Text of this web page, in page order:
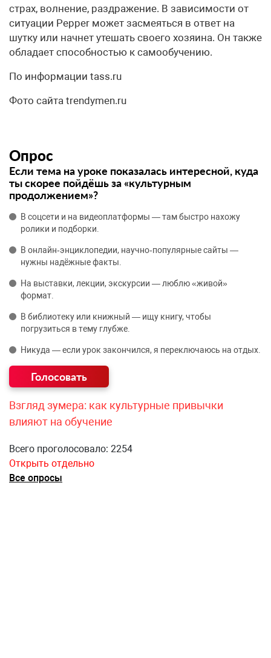
страх, волнение, раздражение. В зависимости от
ситуации Pepper может засмеяться в ответ на
шутку или начнет утешать своего хозяина. Он также
обладает способностью к самообучению.
По информации tass.ru
Фото сайта trendymen.ru
Опрос
Если тема на уроке показалась интересной, куда
ты скорее пойдёшь за «культурным
продолжением»?
В соцсети и на видеоплатформы — там быстро нахожу
ролики и подборки.
В онлайн‑энциклопедии, научно‑популярные сайты —
нужны надёжные факты.
На выставки, лекции, экскурсии — люблю «живой»
формат.
В библиотеку или книжный — ищу книгу, чтобы
погрузиться в тему глубже.
Никуда — если урок закончился, я переключаюсь на отдых.
Взгляд зумера: как культурные привычки
влияют на обучение
Всего проголосовало: 2254
Открыть отдельно
Все опросы